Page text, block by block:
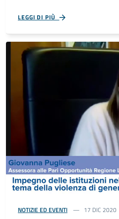
LEGGI DI PIÙ
NOTIZIE ED EVENTI 17 DIC 2020